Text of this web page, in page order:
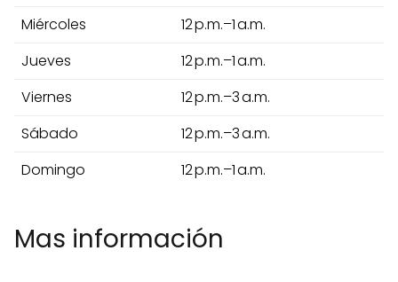
Miércoles
12 p.m.–1 a.m.
Jueves
12 p.m.–1 a.m.
Viernes
12 p.m.–3 a.m.
Sábado
12 p.m.–3 a.m.
Domingo
12 p.m.–1 a.m.
Mas información